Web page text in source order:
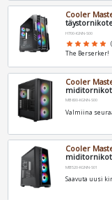
Cooler
H700-IGNN-S00
star star star star star
The Berserker!
Cooler
MB600-KGNN-S00
Valmiina
Cooler
MB520-KGNN-S01
Saavuta uusi